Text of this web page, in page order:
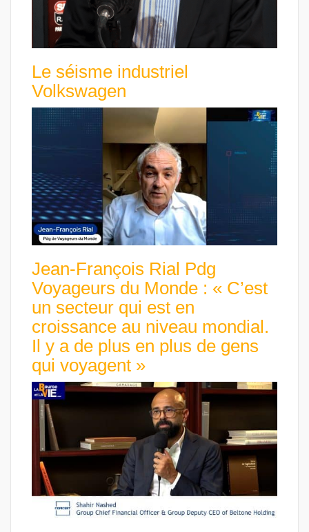
Le séisme industriel
Volkswagen
Jean-François Rial Pdg
Voyageurs du Monde : « C’est
un secteur qui est en
croissance au niveau mondial.
Il y a de plus en plus de gens
qui voyagent »